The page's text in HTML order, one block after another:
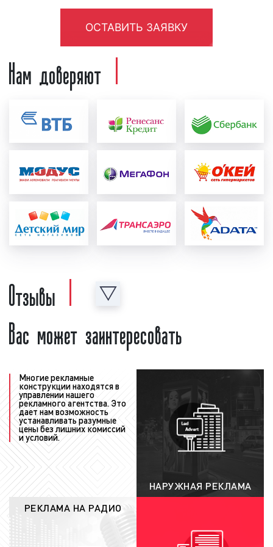
радиостанции. При необходимости в
рекламный материал вносятся
формирование медиаплана:
проверки рекламного ролика формируется
"медиаплан". В медиаплане отображается
важная информация, а именно: период
радиостанции, точное время выхода рекламы,
количество выходов рекламы в день, общее
количество выходов рекламы за период, доля
прайма, стоимость рекламной кампании на
радио. Также в медиаплане может
содержаться иная информация, важная с
рекламодателем
рекламы (медиаплан) сформирован, наши
При необходимости в медиаплан
вносятся корректировки с учетом
Рекламодатель может менять время
выхода рекламы, количество выходов
рекламы в день и за период, долю
прайма. Корректировки, производимые
заказчиком, приводят к изменению цены.
Поэтому, после каждого исправления
медиаплан согласуется с рекламодателем
заново;
заключение договора:после согласования
условий выхода рекламы на радио между
заказчиком и нашим агентством заключается
договор. В договоре указываются все
ОСТАВИТЬ ЗАЯВКУ
Нам доверяют
Отзывы
Вас может заинтересовать
Многие рекламные
конструкции находятся в
управлении нашего
рекламного агентства. Это
дает нам возможность
устанавливать разумные
цены без лишних комиссий
и условий.
НАРУЖНАЯ РЕКЛАМА
РЕКЛАМА НА РАДИО